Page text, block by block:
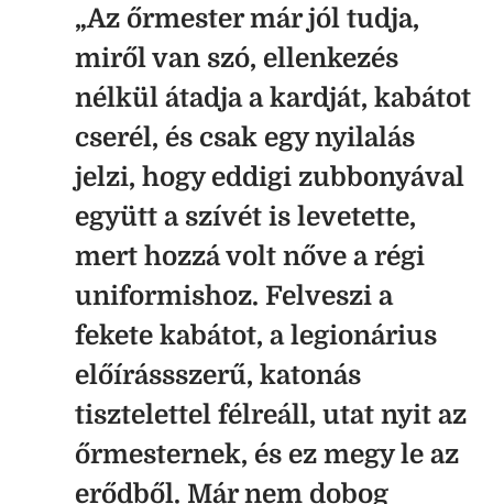
„Az őrmester már jól tudja,
miről van szó, ellenkezés
nélkül átadja a kardját, kabátot
cserél, és csak egy nyilalás
jelzi, hogy eddigi zubbonyával
együtt a szívét is levetette,
mert hozzá volt nőve a régi
uniformishoz. Felveszi a
fekete kabátot, a legionárius
előírássszerű, katonás
tisztelettel félreáll, utat nyit az
őrmesternek, és ez megy le az
erődből. Már nem dobog